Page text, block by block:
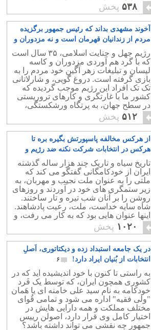
۵۳۸ پخش
آخوند مشهدی بداند که رئیس جمهور برگزیده
مردم از زندانیان قهرمان است و نه مزدوران و
لاشخوران او!
رژیم جهل و جنایت اسلامی، ۳۵ سال است
که با گرد هم آوردی مزدوران و کاسه
لیسان و تبلیغات زهر آگین خود مردم را به
بازی گرفته است. دروغ گویی، و شارلاتانی
تک تک افراد این رژیم موجب گردیده که
کشور ما با غارتگری و کارهای تروریستی
در سطح جهان، به پرتگاه ورشکستگی،
ویرانی، و تجزیه کشانده شود.
۵۱۲ پخش
از هرکس مخالفه پاسپورتش بگیره بره تا
هرکس در انتخابات شرکت نکنه ضد رژیم و
خائنه
۱۶
تاریخ سیاه و تاریک چند هزار ساله گذشته
ایران از خودکامگانی گفتگو می کند که
ملتی را به عنوان ملت نجیب و مهربان، به
زیر ستمگری های خود در آوردند و روزهای
روشن را بر آنان شب تیره و تار ساختند.
شاه سایه خداست، ملت، رعیت پادشاهند.
اینها عنوان هایی بود که به کار می رفت، و
روشهایی بود که پیاده می شد.
۱۰۲۰ پخش
در یک جامعه استبداد زده و دیکتاتوری، اَصلِ
انتخابات از بُنیان ایراد دارد!
۶
به راستی تا کنون با خود اندیشیده اید که در
کشوری همچون ایران، که توسط یک فَرد
خودکامه به نام سید علی خامنه ای یا هَمان
"ولی فقیه" اداره می شود و تمامی قُوای
مختلف مملکت و همه دارایی هایش در
اختیار کامل وی قرار دارد، اصولن رییس
جمهور چه نقشی می تواند داشته باشد؟